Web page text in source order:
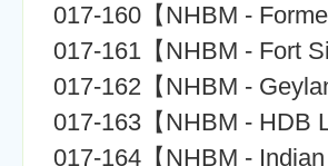
017-160【NHBM -
017-161【NHBM - Fort
017-162【NHBM -
017-163【NHBM - HDB
017-164【NHBM -